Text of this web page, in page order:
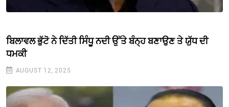
ਬਿਲਾਵਲ ਭੁੱਟੋ ਨੇ ਦਿੱਤੀ ਸਿੰਧੂ ਨਦੀ ਉੱਤੇ ਬੰਨ੍ਹ ਬਣਾਉਣ ਤੇ ਯੁੱਧ ਦੀ
ਧਮਕੀ
AUGUST 12, 2025